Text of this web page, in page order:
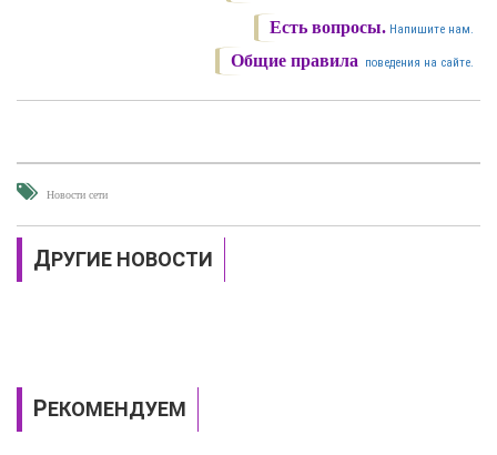
Есть вопросы. Напишите нам.
Общие правила поведения на сайте.
Новости сети
ДРУГИЕ НОВОСТИ
РЕКОМЕНДУЕМ